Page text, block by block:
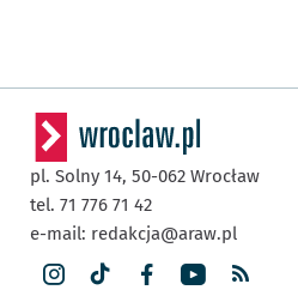
pl. Solny 14, 50-062 Wrocław
tel. 71 776 71 42
e-mail: redakcja@araw.pl